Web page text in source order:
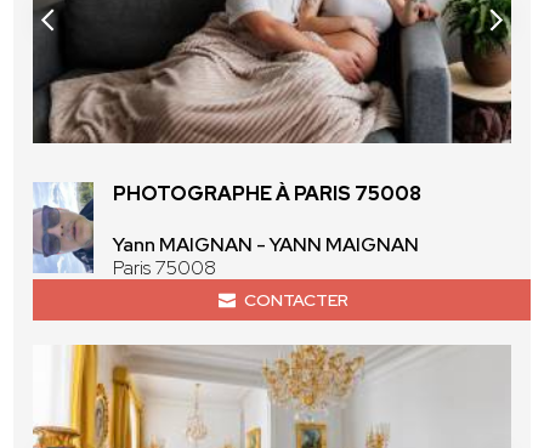
PHOTOGRAPHE À PARIS 75008
Yann MAIGNAN - YANN MAIGNAN
Paris 75008
CONTACTER